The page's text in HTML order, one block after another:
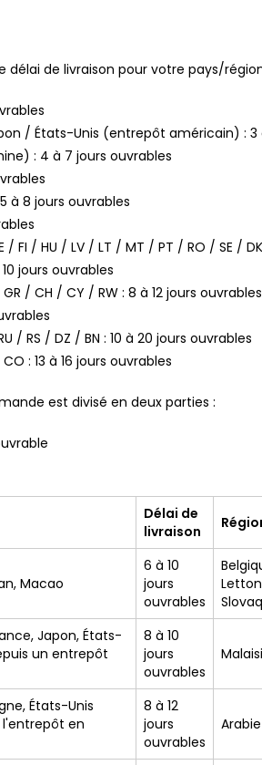
délai de livraison pour votre pays/
/ États-Unis (entrepôt américain) : 3
: 4 à 7 jours ouvrables
à 8 jours ouvrables
/ FI / HU / LV / LT / MT / PT / RO / SE /
jours ouvrables
/ CH / CY / RW : 8 à 12 jours ouvrables
/ RS / DZ / BN : 10 à 20 jours ouvrables
: 13 à 16 jours ouvrables
est divisé en deux parties :
Délai de
livraison
Macao
6 à 10
jours
ouvrables
Japon, États-
un entrepôt
8 à 10
jours
ouvrables
États-Unis
l'entrepôt en
8 à 12
jours
ouvrables